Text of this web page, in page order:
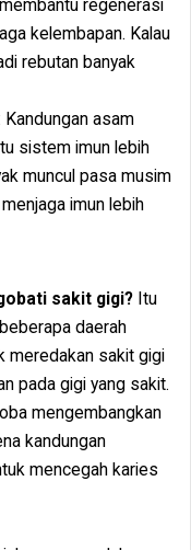
regenerasi
kelembapan. Kalau
rebutan banyak
Kandungan asam
sistem imun lebih
muncul pasa musim
imun lebih
sakit gigi? Itu
daerah
meredakan sakit gigi
pada gigi yang sakit.
mengembangkan
kandungan
mencegah karies